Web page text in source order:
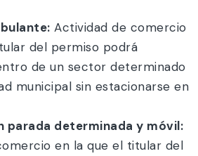
Actividad de comercio
del permiso podrá
de un sector determinado
municipal sin estacionarse en
parada determinada y móvil:
en la que el titular del